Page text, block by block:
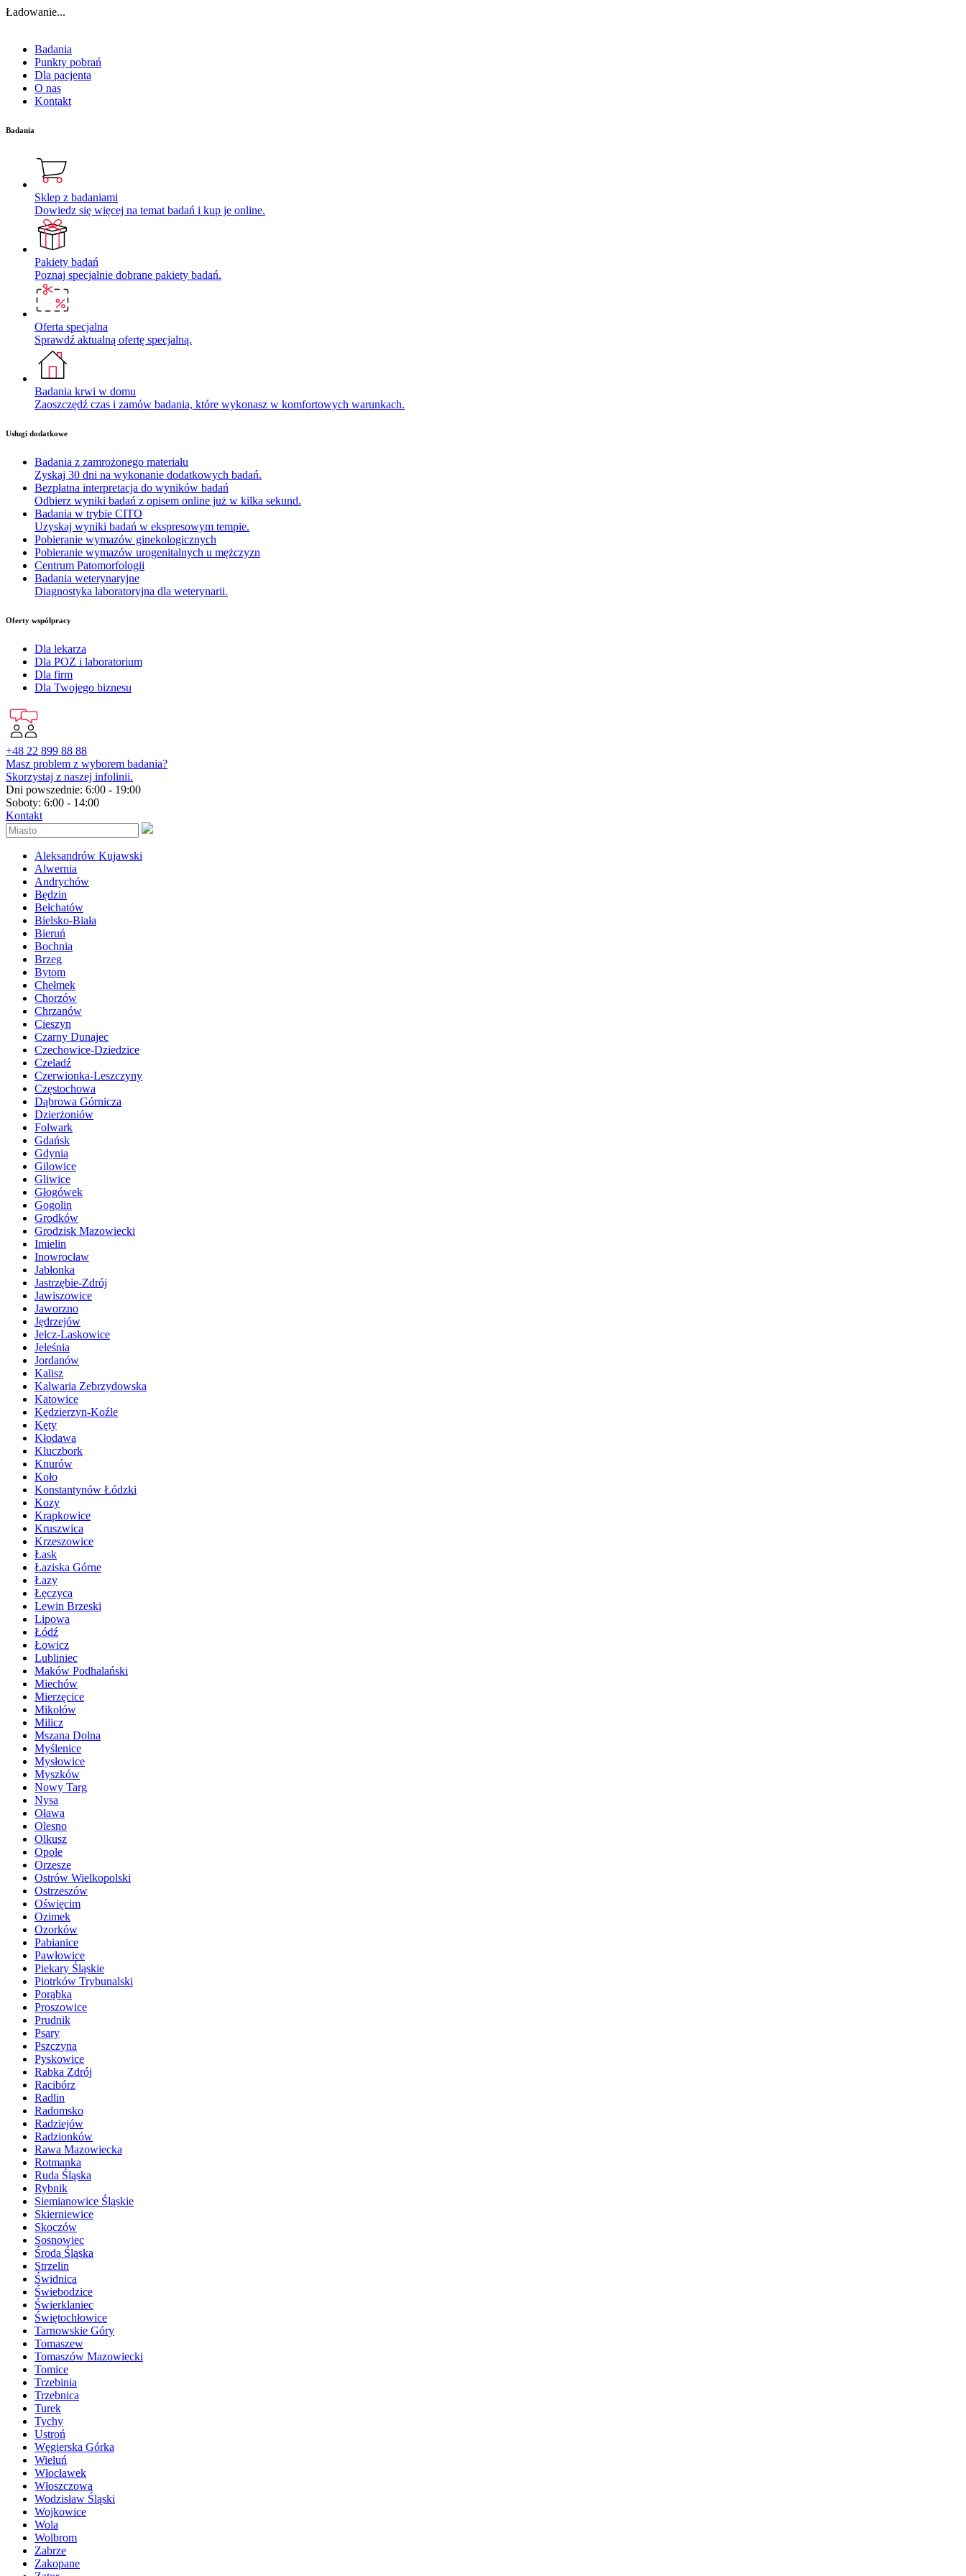
Ładowanie...
Badania
Punkty pobrań
Dla pacjenta
O nas
Kontakt
Badania
Sklep z badaniami
Dowiedz się więcej na temat badań i kup je online.
Pakiety badań
Poznaj specjalnie dobrane pakiety badań.
Oferta specjalna
Sprawdź aktualną ofertę specjalną.
Badania krwi w domu
Zaoszczędź czas i zamów badania, które wykonasz w komfortowych warunkach.
Usługi dodatkowe
Badania z zamrożonego materiału
Zyskaj 30 dni na wykonanie dodatkowych badań.
Bezpłatna interpretacja do wyników badań
Odbierz wyniki badań z opisem online już w kilka sekund.
Badania w trybie CITO
Uzyskaj wyniki badań w ekspresowym tempie.
Pobieranie wymazów ginekologicznych
Pobieranie wymazów urogenitalnych u mężczyzn
Centrum Patomorfologii
Badania weterynaryjne
Diagnostyka laboratoryjna dla weterynarii.
Oferty współpracy
Dla lekarza
Dla POZ i laboratorium
Dla firm
Dla Twojego biznesu
+48 22 899 88 88
Masz problem z wyborem badania?
Skorzystaj z naszej infolinii.
Dni powszednie: 6:00 - 19:00
Soboty: 6:00 - 14:00
Kontakt
Aleksandrów Kujawski
Alwernia
Andrychów
Będzin
Bełchatów
Bielsko-Biała
Bieruń
Bochnia
Brzeg
Bytom
Chełmek
Chorzów
Chrzanów
Cieszyn
Czarny Dunajec
Czechowice-Dziedzice
Czeladź
Czerwionka-Leszczyny
Częstochowa
Dąbrowa Górnicza
Dzierżoniów
Folwark
Gdańsk
Gdynia
Gilowice
Gliwice
Głogówek
Gogolin
Grodków
Grodzisk Mazowiecki
Imielin
Inowrocław
Jabłonka
Jastrzębie-Zdrój
Jawiszowice
Jaworzno
Jędrzejów
Jelcz-Laskowice
Jeleśnia
Jordanów
Kalisz
Kalwaria Zebrzydowska
Katowice
Kędzierzyn-Koźle
Kęty
Kłodawa
Kluczbork
Knurów
Koło
Konstantynów Łódzki
Kozy
Krapkowice
Kruszwica
Krzeszowice
Łask
Łaziska Górne
Łazy
Łęczyca
Lewin Brzeski
Lipowa
Łódź
Łowicz
Lubliniec
Maków Podhalański
Miechów
Mierzęcice
Mikołów
Milicz
Mszana Dolna
Myślenice
Mysłowice
Myszków
Nowy Targ
Nysa
Oława
Olesno
Olkusz
Opole
Orzesze
Ostrów Wielkopolski
Ostrzeszów
Oświęcim
Ozimek
Ozorków
Pabianice
Pawłowice
Piekary Śląskie
Piotrków Trybunalski
Porąbka
Proszowice
Prudnik
Psary
Pszczyna
Pyskowice
Rabka Zdrój
Racibórz
Radlin
Radomsko
Radziejów
Radzionków
Rawa Mazowiecka
Rotmanka
Ruda Śląska
Rybnik
Siemianowice Śląskie
Skierniewice
Skoczów
Sosnowiec
Środa Śląska
Strzelin
Świdnica
Świebodzice
Świerklaniec
Świętochłowice
Tarnowskie Góry
Tomaszew
Tomaszów Mazowiecki
Tomice
Trzebinia
Trzebnica
Turek
Tychy
Ustroń
Węgierska Górka
Wieluń
Włocławek
Włoszczowa
Wodzisław Śląski
Wojkowice
Wola
Wolbrom
Zabrze
Zakopane